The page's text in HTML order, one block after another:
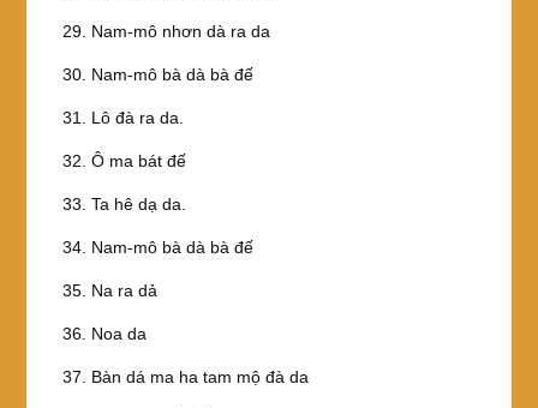
29. Nam-mô nhơn dà ra da
30. Nam-mô bà dà bà đế
31. Lô đà ra da.
32. Ô ma bát đế
33. Ta hê dạ da.
34. Nam-mô bà dà bà đế
35. Na ra dả
36. Noa da
37. Bàn dá ma ha tam mộ đà da